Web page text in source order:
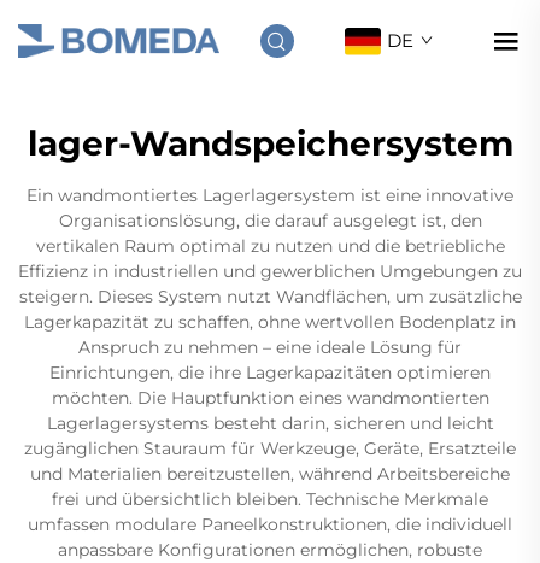
DE
lager-Wandspeichersystem
Ein wandmontiertes Lagerlagersystem ist eine innovative
Organisationslösung, die darauf ausgelegt ist, den
vertikalen Raum optimal zu nutzen und die betriebliche
Effizienz in industriellen und gewerblichen Umgebungen zu
steigern. Dieses System nutzt Wandflächen, um zusätzliche
Lagerkapazität zu schaffen, ohne wertvollen Bodenplatz in
Anspruch zu nehmen – eine ideale Lösung für
Einrichtungen, die ihre Lagerkapazitäten optimieren
möchten. Die Hauptfunktion eines wandmontierten
Lagerlagersystems besteht darin, sicheren und leicht
zugänglichen Stauraum für Werkzeuge, Geräte, Ersatzteile
und Materialien bereitzustellen, während Arbeitsbereiche
frei und übersichtlich bleiben. Technische Merkmale
umfassen modulare Paneelkonstruktionen, die individuell
anpassbare Konfigurationen ermöglichen, robuste